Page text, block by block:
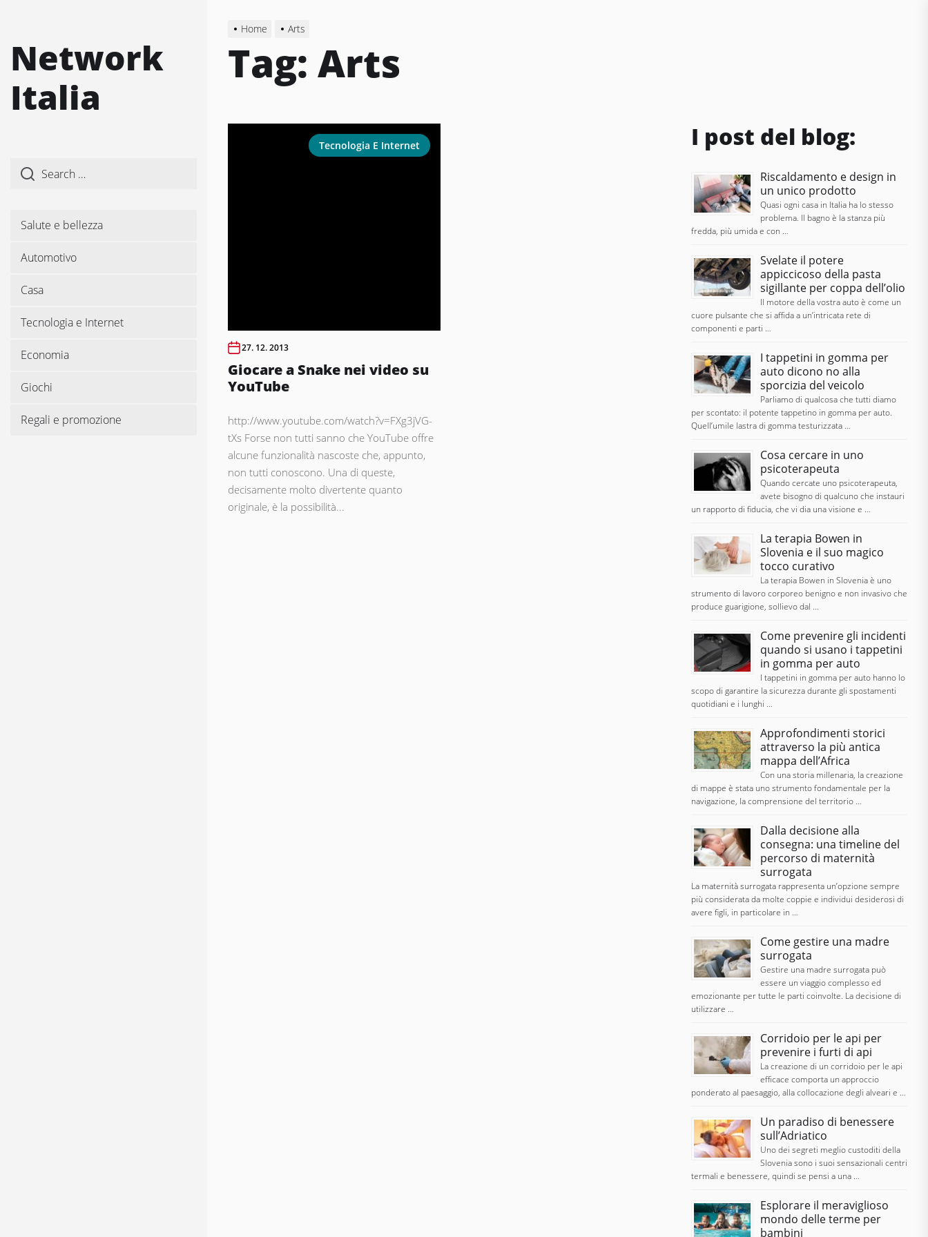
content
Network
Italia
Salute e bellezza
Automotivo
Casa
Tecnologia e Internet
Economia
Giochi
Regali e promozione
Home Arts
Tag: Arts
Tecnologia E Internet
27. 12. 2013
Giocare a Snake nei video su
YouTube
http://www.youtube.com/watch?v=FXg3jVG-
tXs Forse non tutti sanno che YouTube offre
alcune funzionalità nascoste che, appunto,
non tutti conoscono. Una di queste,
decisamente molto divertente quanto
originale, è la possibilità...
I post del blog:
Riscaldamento e design in
un unico prodotto
Quasi ogni casa in Italia ha lo stesso
problema. Il bagno è la stanza più
fredda, più umida e con …
Svelate il potere
appiccicoso della pasta
sigillante per coppa dell’olio
Il motore della vostra auto è come un
cuore pulsante che si affida a un’intricata rete di
componenti e parti …
I tappetini in gomma per
auto dicono no alla
sporcizia del veicolo
Parliamo di qualcosa che tutti diamo
per scontato: il potente tappetino in gomma per auto.
Quell’umile lastra di gomma testurizzata …
Cosa cercare in uno
psicoterapeuta
Quando cercate uno psicoterapeuta,
avete bisogno di qualcuno che instauri
un rapporto di fiducia, che vi dia una visione e …
La terapia Bowen in
Slovenia e il suo magico
tocco curativo
La terapia Bowen in Slovenia è uno
strumento di lavoro corporeo benigno e non invasivo che
produce guarigione, sollievo dal …
Come prevenire gli incidenti
quando si usano i tappetini
in gomma per auto
I tappetini in gomma per auto hanno lo
scopo di garantire la sicurezza durante gli spostamenti
quotidiani e i lunghi …
Approfondimenti storici
attraverso la più antica
mappa dell’Africa
Con una storia millenaria, la creazione
di mappe è stata uno strumento fondamentale per la
navigazione, la comprensione del territorio …
Dalla decisione alla
consegna: una timeline del
percorso di maternità
surrogata
La maternità surrogata rappresenta un’opzione sempre
più considerata da molte coppie e individui desiderosi di
avere figli, in particolare in …
Come gestire una madre
surrogata
Gestire una madre surrogata può
essere un viaggio complesso ed
emozionante per tutte le parti coinvolte. La decisione di
utilizzare …
Corridoio per le api per
prevenire i furti di api
La creazione di un corridoio per le api
efficace comporta un approccio
ponderato al paesaggio, alla collocazione degli alveari e …
Un paradiso di benessere
sull’Adriatico
Uno dei segreti meglio custoditi della
Slovenia sono i suoi sensazionali centri
termali e benessere, quindi se pensi a una …
Esplorare il meraviglioso
mondo delle terme per
bambini